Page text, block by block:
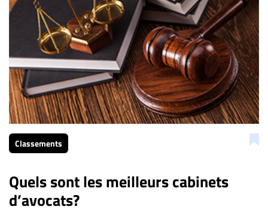
Classements
Quels sont les meilleurs cabinets
d’avocats?